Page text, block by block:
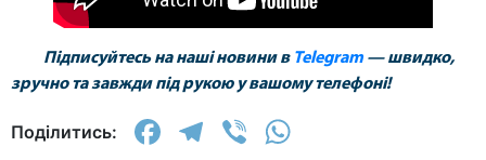
Підписуйтесь на наші новини в Telegram — швидко,
зручно та завжди під рукою у вашому телефоні!
Поділитись: Facebook
Telegram
Viber